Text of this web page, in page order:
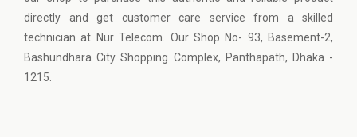
directly and get customer care service from a skilled
technician at Nur Telecom. Our Shop No- 93, Basement-2,
Bashundhara City Shopping Complex, Panthapath, Dhaka -
1215.